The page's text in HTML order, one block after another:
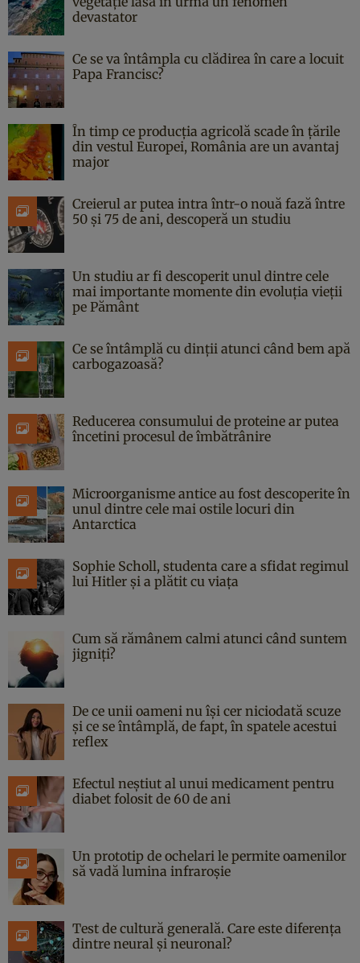
devastator
Ce se va întâmpla cu clădirea în care a locuit
Papa Francisc?
În timp ce producția agricolă scade în țările
din vestul Europei, România are un avantaj
major
Creierul ar putea intra într-o nouă fază între
50 și 75 de ani, descoperă un studiu
Un studiu ar fi descoperit unul dintre cele
mai importante momente din evoluția vieții
pe Pământ
Ce se întâmplă cu dinții atunci când bem apă
carbogazoasă?
Reducerea consumului de proteine ar putea
încetini procesul de îmbătrânire
Microorganisme antice au fost descoperite în
unul dintre cele mai ostile locuri din
Antarctica
Sophie Scholl, studenta care a sfidat regimul
lui Hitler și a plătit cu viața
Cum să rămânem calmi atunci când suntem
jigniți?
De ce unii oameni nu își cer niciodată scuze
și ce se întâmplă, de fapt, în spatele acestui
reflex
Efectul neștiut al unui medicament pentru
diabet folosit de 60 de ani
Un prototip de ochelari le permite oamenilor
să vadă lumina infraroșie
Test de cultură generală. Care este diferența
dintre neural și neuronal?